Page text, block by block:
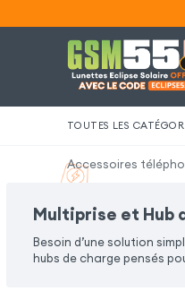
TOUTES LES
Accessoires
Multiprise et Hub
Besoin d’une solution
hubs de charge pensés